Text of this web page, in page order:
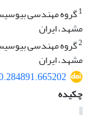
1گروه مهندسی
مشهد، ایران
2گروه مهندسی
مشهد، ایران
چکیده